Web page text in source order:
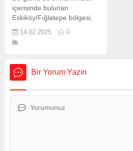
gerçekleşirse asgari
ücretlilerin üzerindeki vergi
yükü hafifleyeceği için
gelirlerinde artış olacak.
içerisinde bulunan
Eskiköy/Fığlatepe bölgesi,
arkeolojik sit alanı olarak
tescil edildi. Resmi
tarihli kararla yayımlanan
Cumhurbaşkanı Recep
Kültür ve Turizm
14.02.2025 0
Bir Yorum Yazın